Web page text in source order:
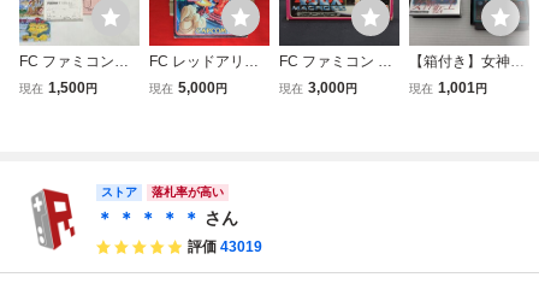
FC ファミコン
リップルアイラン
現在 1,500円
FC レッドアリー
マーII CAPCOM
現在 5,000円
FC ファミコン 超
時空要塞マクロス
現在 3,000円
【箱付き】女神転
生 ファミコン FC
現在 1,001円
ストア 落札率が高い
＊ ＊ ＊ ＊ ＊ さん
評価 43019